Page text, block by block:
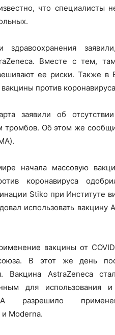
что специалисты
здравоохранения
Вместе с тем,
ее риски. Также в
против
заявили об
тромбов. Об этом же
начала массовую
коронавируса
Stiko при Институте
использовать вакцину
вакцины от
В этот же день
Вакцина AstraZeneca
для
разрешило
Moderna.